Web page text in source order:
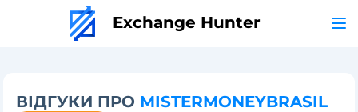
Exchange Hunter
ВІДГУКИ ПРО MISTERMONEYBRASIL